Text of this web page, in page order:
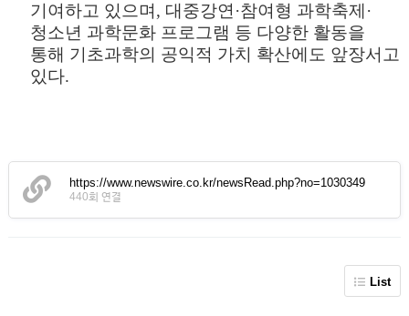
기여하고 있으며 , 대중강연 ·참여형 과학축제 ·
청소년 과학문화 프로그램 등 다양한 활동을
통해 기초과학의 공익적 가치 확산에도 앞장서고
있다.
https://www.newswire.co.kr/newsRead.php?no=1030349
440회 연결
List